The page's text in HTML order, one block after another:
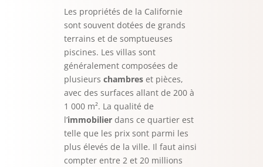
Les propriétés de la Californie
sont souvent dotées de grands
terrains et de somptueuses
piscines. Les villas sont
généralement composées de
plusieurs chambreset pièces,
avec des surfaces allant de 200 à
1 000 m². La qualité de
l’immobilierdans ce quartier est
telle que les prix sont parmi les
plus élevés de la ville. Il faut ainsi
compter entre 2 et 20 millions